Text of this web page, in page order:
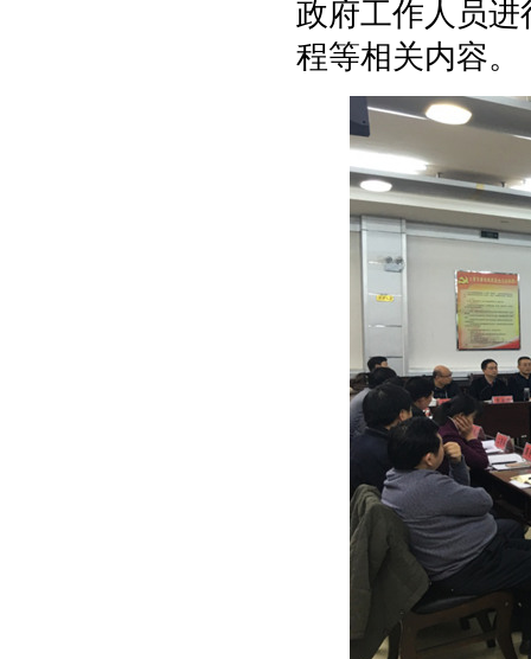
政府工作人员
程等相关内容。